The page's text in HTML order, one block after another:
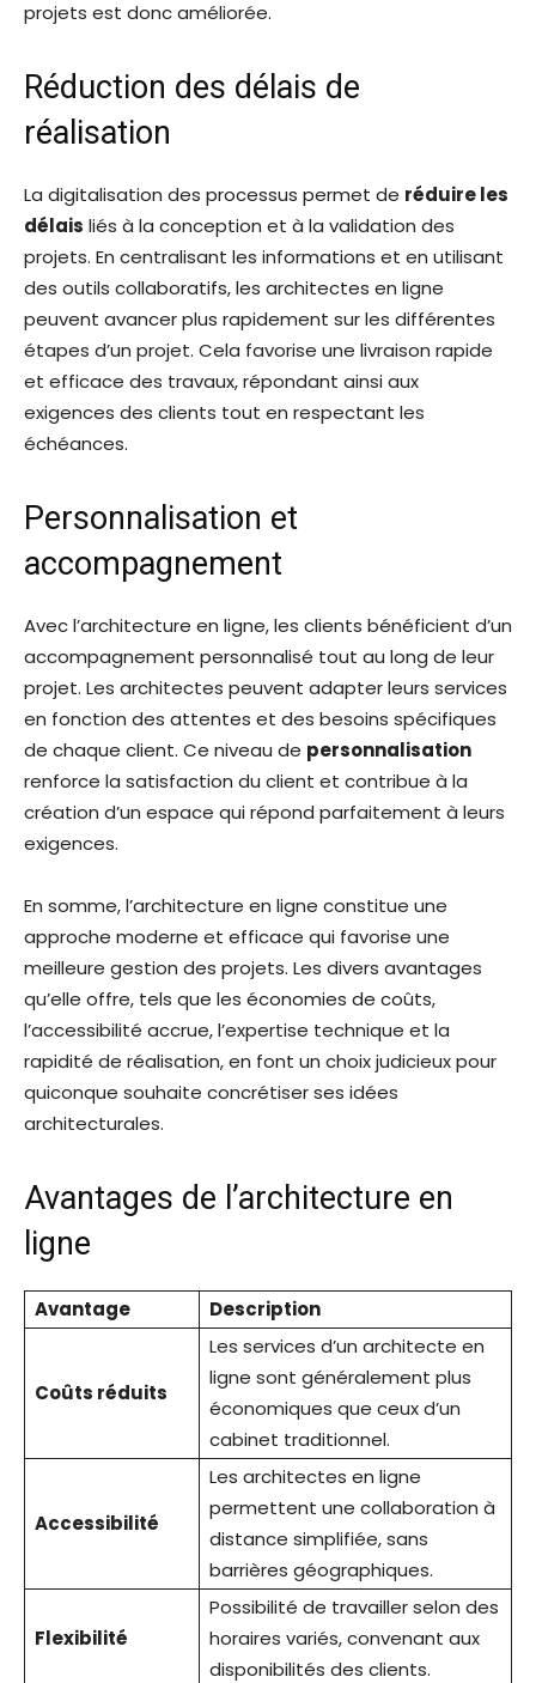
projets est donc améliorée.
Réduction des délais de
réalisation
La digitalisation des processus permet de réduire les
délais liés à la conception et à la validation des
projets. En centralisant les informations et en utilisant
des outils collaboratifs, les architectes en ligne
peuvent avancer plus rapidement sur les différentes
étapes d’un projet. Cela favorise une livraison rapide
et efficace des travaux, répondant ainsi aux
exigences des clients tout en respectant les
échéances.
Personnalisation et
accompagnement
Avec l’architecture en ligne, les clients bénéficient d’un
accompagnement personnalisé tout au long de leur
projet. Les architectes peuvent adapter leurs services
en fonction des attentes et des besoins spécifiques
de chaque client. Ce niveau de personnalisation
renforce la satisfaction du client et contribue à la
création d’un espace qui répond parfaitement à leurs
exigences.
En somme, l’architecture en ligne constitue une
approche moderne et efficace qui favorise une
meilleure gestion des projets. Les divers avantages
qu’elle offre, tels que les économies de coûts,
l’accessibilité accrue, l’expertise technique et la
rapidité de réalisation, en font un choix judicieux pour
quiconque souhaite concrétiser ses idées
architecturales.
Avantages de l’architecture en
ligne
Avantage Description
Coûts réduits
Les services d’un architecte en
ligne sont généralement plus
économiques que ceux d’un
cabinet traditionnel.
Accessibilité
Les architectes en ligne
permettent une collaboration à
distance simplifiée, sans
barrières géographiques.
Flexibilité
Possibilité de travailler selon des
horaires variés, convenant aux
disponibilités des clients.